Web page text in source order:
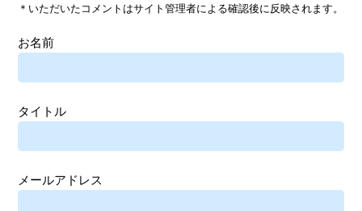
＊いただいたコメントはサイト管理者による確認後に反映されます。
お名前
タイトル
メールアドレス